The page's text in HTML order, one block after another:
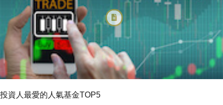
投資人最愛的人氣基金TOP5